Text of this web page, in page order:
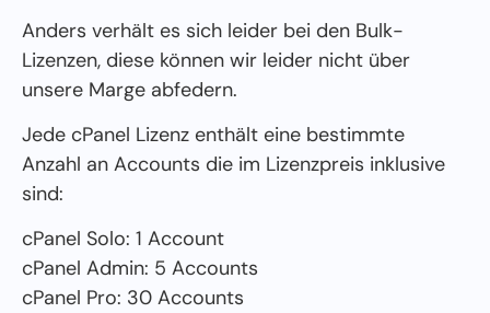
Anders verhält es sich leider bei den Bulk-
Lizenzen, diese können wir leider nicht über
unsere Marge abfedern.
Jede cPanel Lizenz enthält eine bestimmte
Anzahl an Accounts die im Lizenzpreis inklusive
sind:
cPanel Solo: 1 Account
cPanel Admin: 5 Accounts
cPanel Pro: 30 Accounts